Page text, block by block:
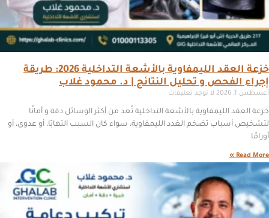
خزعة العقد الليمفاوية بالأشعة التداخلية 2026: طريقة
إجراء الفحص و تحليل النتائج | د. محمود غلاب
أغسطس 1, 2026 لا توجد تعليقات
خزعة العقد الليمفاوية بالأشعة التداخلية تُعد من أكثر الوسائل دقة و أمانًا
لتشخيص أسباب تضخم الغدد الليمفاوية، سواء كان السبب التهابًا، أو عدوى، أو
أورامًا
Read More »